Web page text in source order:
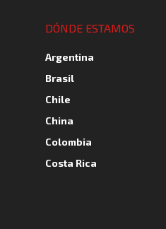
DÓNDE ESTAMOS
Argentina
Brasil
Chile
China
Colombia
Costa Rica